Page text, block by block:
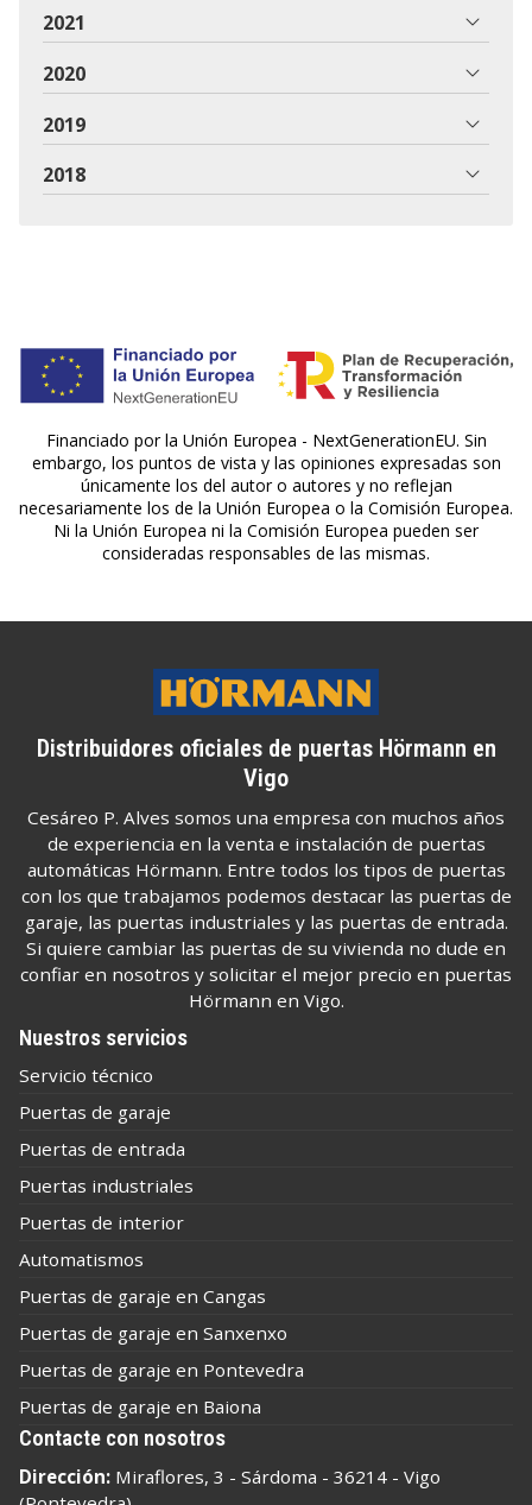
2021
2020
2019
2018
Financiado por la Unión Europea - NextGenerationEU. Sin
embargo, los puntos de vista y las opiniones expresadas son
únicamente los del autor o autores y no reflejan
necesariamente los de la Unión Europea o la Comisión Europea.
Ni la Unión Europea ni la Comisión Europea pueden ser
consideradas responsables de las mismas.
Distribuidores oficiales de puertas Hörmann en
Vigo
Cesáreo P. Alves somos una empresa con muchos años
de experiencia en la venta e instalación de puertas
automáticas Hörmann. Entre todos los tipos de puertas
con los que trabajamos podemos destacar las puertas de
garaje, las puertas industriales y las puertas de entrada.
Si quiere cambiar las puertas de su vivienda no dude en
confiar en nosotros y solicitar el mejor precio en puertas
Hörmann en Vigo.
Nuestros servicios
Servicio técnico
Puertas de garaje
Puertas de entrada
Puertas industriales
Puertas de interior
Automatismos
Puertas de garaje en Cangas
Puertas de garaje en Sanxenxo
Puertas de garaje en Pontevedra
Puertas de garaje en Baiona
Contacte con nosotros
Dirección: Miraflores, 3 - Sárdoma - 36214 - Vigo